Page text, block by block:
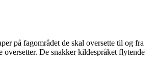
på fagområdet de skal oversette til og fra
oversetter. De snakker kildespråket flytende